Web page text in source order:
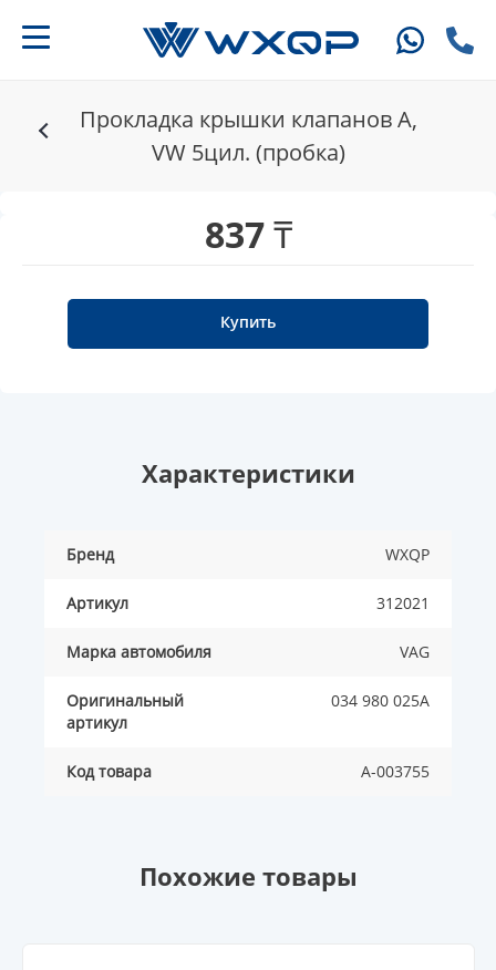
Прокладка крышки клапанов A,
VW 5цил. (пробка)
837 ₸
Купить
Характеристики
Бренд WXQP
Артикул 312021
Марка автомобиля VAG
Оригинальный
артикул
034 980 025A
Код товара A-003755
Похожие товары